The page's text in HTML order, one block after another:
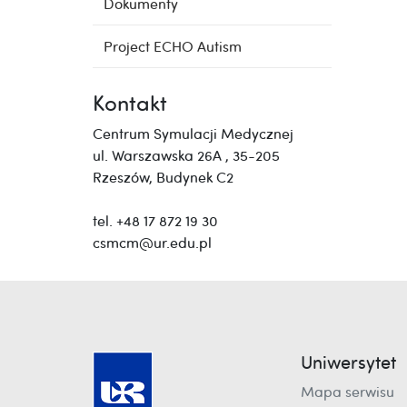
Dokumenty
Project ECHO Autism
Kontakt
Centrum Symulacji Medycznej
ul. Warszawska 26A , 35-205
Rzeszów, Budynek C2
tel. +48 17 872 19 30
csmcm@ur.edu.pl
Uniwersytet
Mapa serwisu